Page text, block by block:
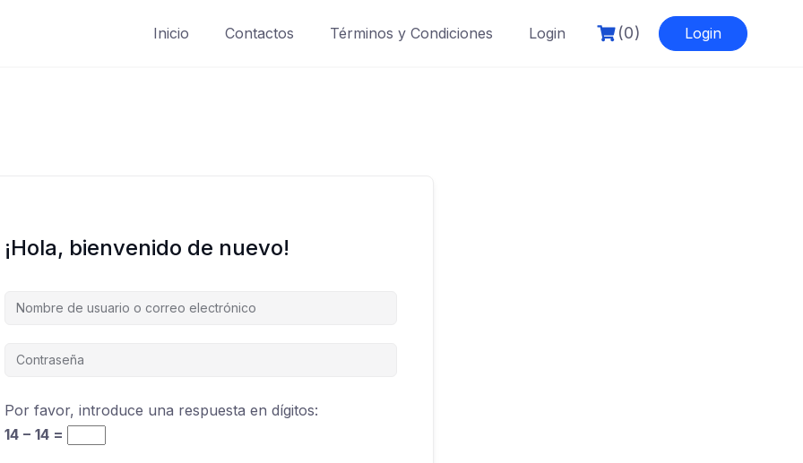
Inicio Contactos Términos y Condiciones Login (0) Login
¡Hola, bienvenido de nuevo!
Por favor, introduce una respuesta en dígitos:
14 − 14 =